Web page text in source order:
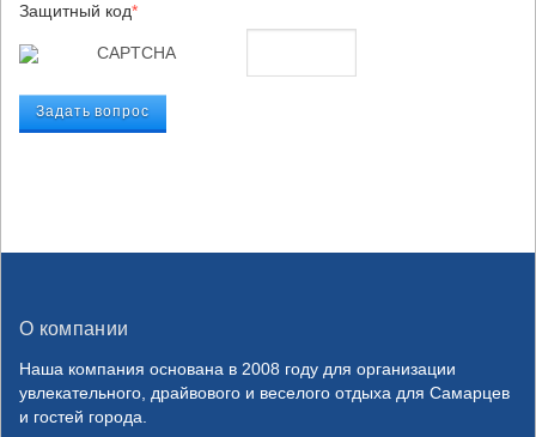
Защитный код*
О компании
Наша компания основана в 2008 году для организации
увлекательного, драйвового и веселого отдыха для Самарцев
и гостей города.